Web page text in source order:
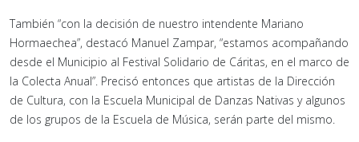
También “con la decisión de nuestro intendente Mariano
Hormaechea”, destacó Manuel Zampar, “estamos acompañando
desde el Municipio al Festival Solidario de Cáritas, en el marco de
la Colecta Anual”. Precisó entonces que artistas de la Dirección
de Cultura, con la Escuela Municipal de Danzas Nativas y algunos
de los grupos de la Escuela de Música, serán parte del mismo.